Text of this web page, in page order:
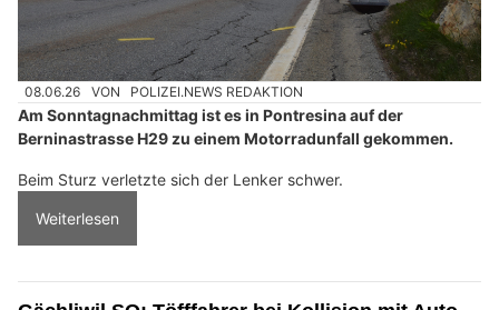
08.06.26 VON POLIZEI.NEWS REDAKTION
Am Sonntagnachmittag ist es in Pontresina auf der
Berninastrasse H29 zu einem Motorradunfall gekommen.
Beim Sturz verletzte sich der Lenker schwer.
Weiterlesen